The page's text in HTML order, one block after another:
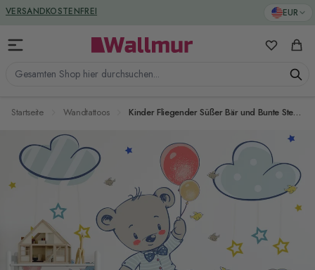
Zum Inhalt springen EUR
Gesamten Shop hier durchsuchen...
Meine
VERSANDKOSTENFREI
Startseite Wandtattoos Kinder Fliegender Süßer Bär und Bunte Sterne im Cartoon-Himmel Wandtattoo